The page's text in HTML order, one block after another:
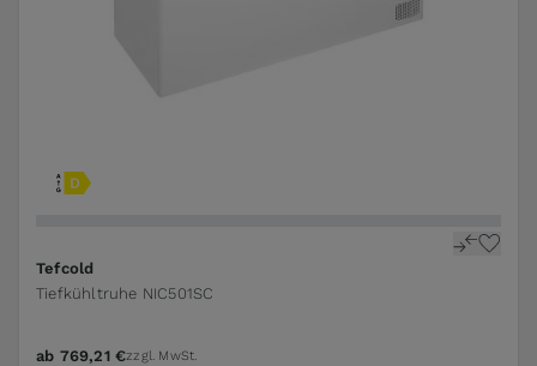
Tefcold
Tiefkühltruhe NIC501SC
ab 769,21 €zzgl. MwSt.